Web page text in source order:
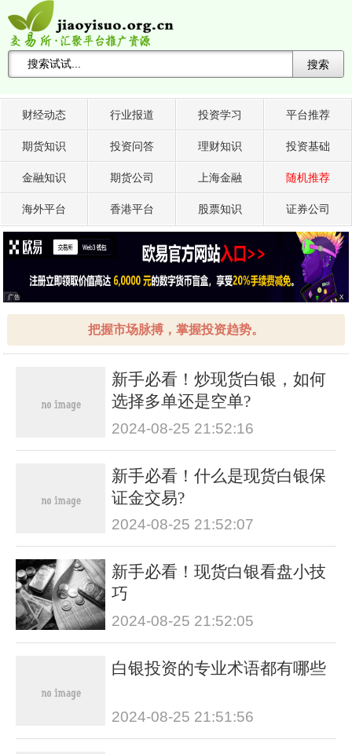
搜索
财经动态 行业报道 投资学习 平台推荐
期货知识 投资问答 理财知识 投资基础
金融知识 期货公司 上海金融 随机推荐
海外平台 香港平台 股票知识 证券公司
广告 X
把握市场脉搏，掌握投资趋势。
新手必看！炒现货白银，如何
选择多单还是空单?
2024-08-25 21:52:16
新手必看！什么是现货白银保
证金交易?
2024-08-25 21:52:07
新手必看！现货白银看盘小技
巧
2024-08-25 21:52:05
白银投资的专业术语都有哪些
2024-08-25 21:51:56